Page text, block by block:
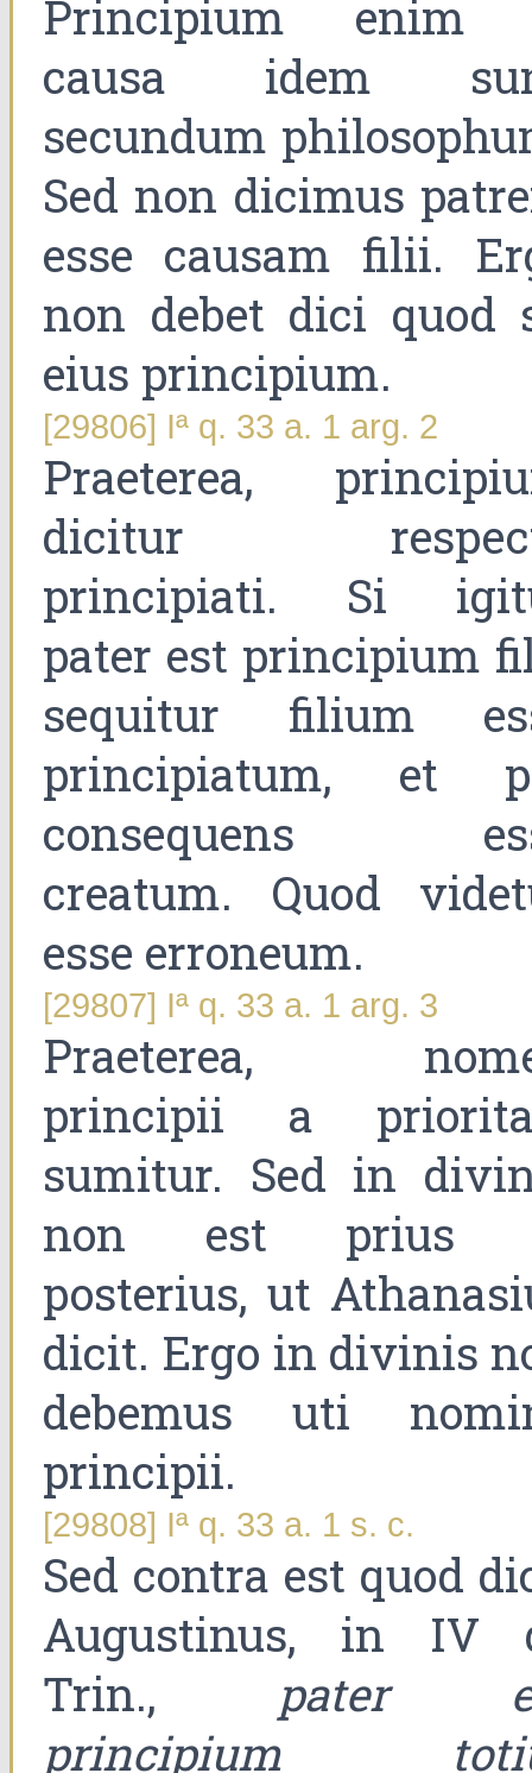
Principium enim
causa idem
secundum
Sed non dicimus
esse causam filii.
non debet dici quod
eius principium.
[29806] Iª q. 33 a. 1 arg. 2
Praeterea,
dicitur
principiati. Si
pater est principium
sequitur filium
principiatum, et
consequens
creatum. Quod
esse erroneum.
[29807] Iª q. 33 a. 1 arg. 3
Praeterea,
principii a
sumitur. Sed in
non est prius
posterius, ut
dicit. Ergo in divinis
debemus uti
principii.
[29808] Iª q. 33 a. 1 s. c.
Sed contra est quod
Augustinus, in IV
Trin., pater
principium